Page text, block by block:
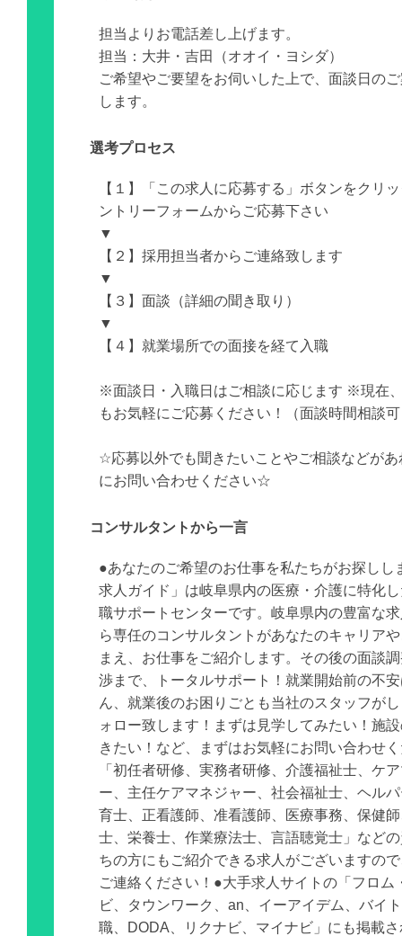
担当よりお電話差し上げます。
担当：大井・吉田（オオイ・ヨシダ）
ご希望やご要望をお伺いした上で、面談日の
します。
選考プロセス
【１】「この求人に応募する」ボタンをクリ
ントリーフォームからご応募下さい
▼
【２】採用担当者からご連絡致します
▼
【３】面談（詳細の聞き取り）
▼
【４】就業場所での面接を経て入職
※面談日・入職日はご相談に応じます ※現在
もお気軽にご応募ください！（面談時間相談
☆応募以外でも聞きたいことやご相談などがあ
にお問い合わせください☆
コンサルタントから一言
●あなたのご希望のお仕事を私たちがお探しし
求人ガイド」は岐阜県内の医療・介護に特化
職サポートセンターです。岐阜県内の豊富な
ら専任のコンサルタントがあなたのキャリア
まえ、お仕事をご紹介します。その後の面談
渉まで、トータルサポート！就業開始前の不
ん、就業後のお困りごとも当社のスタッフが
ォロー致します！まずは見学してみたい！施
きたい！など、まずはお気軽にお問い合わせ
「初任者研修、実務者研修、介護福祉士、ケ
ー、主任ケアマネジャー、社会福祉士、ヘル
育士、正看護師、准看護師、医療事務、保健
士、栄養士、作業療法士、言語聴覚士」など
ちの方にもご紹介できる求人がございますの
ご連絡ください！●大手求人サイトの「フロム
ビ、タウンワーク、an、イーアイデム、バイ
職、DODA、リクナビ、マイナビ」にも掲載